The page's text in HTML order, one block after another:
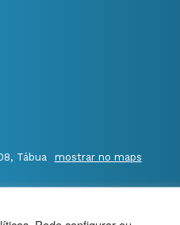
Tábua mostrar no maps